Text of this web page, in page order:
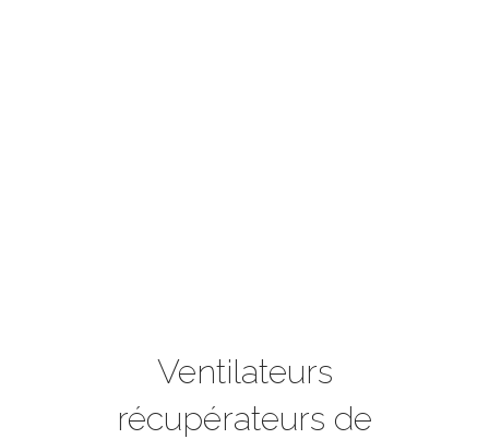
Ventilateurs
récupérateurs de